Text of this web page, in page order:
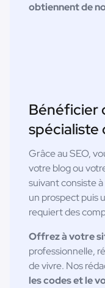
obtiennent de
Bénéficier
spécialiste
Grâce au SEO,
votre blog ou
suivant consiste
un prospect puis
requiert des
Offrez à votre
professionnelle,
de vivre. Nos
les codes et le